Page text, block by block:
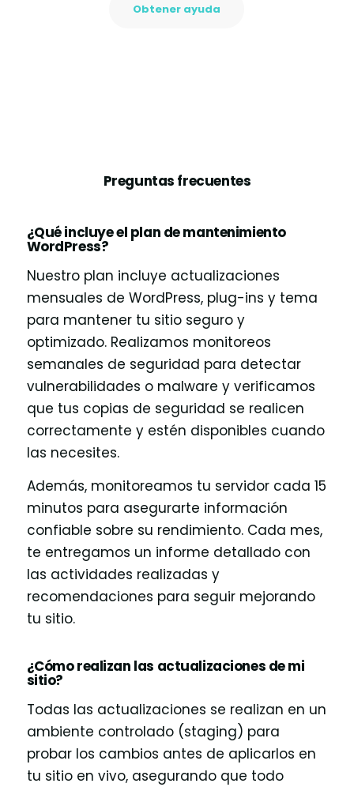
Obtener ayuda
Preguntas frecuentes
¿Qué incluye el plan de mantenimiento
WordPress?
Nuestro plan incluye actualizaciones
mensuales de WordPress, plug-ins y tema
para mantener tu sitio seguro y
optimizado. Realizamos monitoreos
semanales de seguridad para detectar
vulnerabilidades o malware y verificamos
que tus copias de seguridad se realicen
correctamente y estén disponibles cuando
las necesites.
Además, monitoreamos tu servidor cada 15
minutos para asegurarte información
confiable sobre su rendimiento. Cada mes,
te entregamos un informe detallado con
las actividades realizadas y
recomendaciones para seguir mejorando
tu sitio.
¿Cómo realizan las actualizaciones de mi
sitio?
Todas las actualizaciones se realizan en un
ambiente controlado (staging) para
probar los cambios antes de aplicarlos en
tu sitio en vivo, asegurando que todo